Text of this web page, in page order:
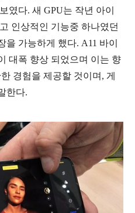
였다. 새 GPU는 작년 아이
인상적인 기능중 하나였던
가능하게 했다. A11 바이
대폭 향상 되었으며 이는 향
경험을 제공할 것이며, 게
한다.